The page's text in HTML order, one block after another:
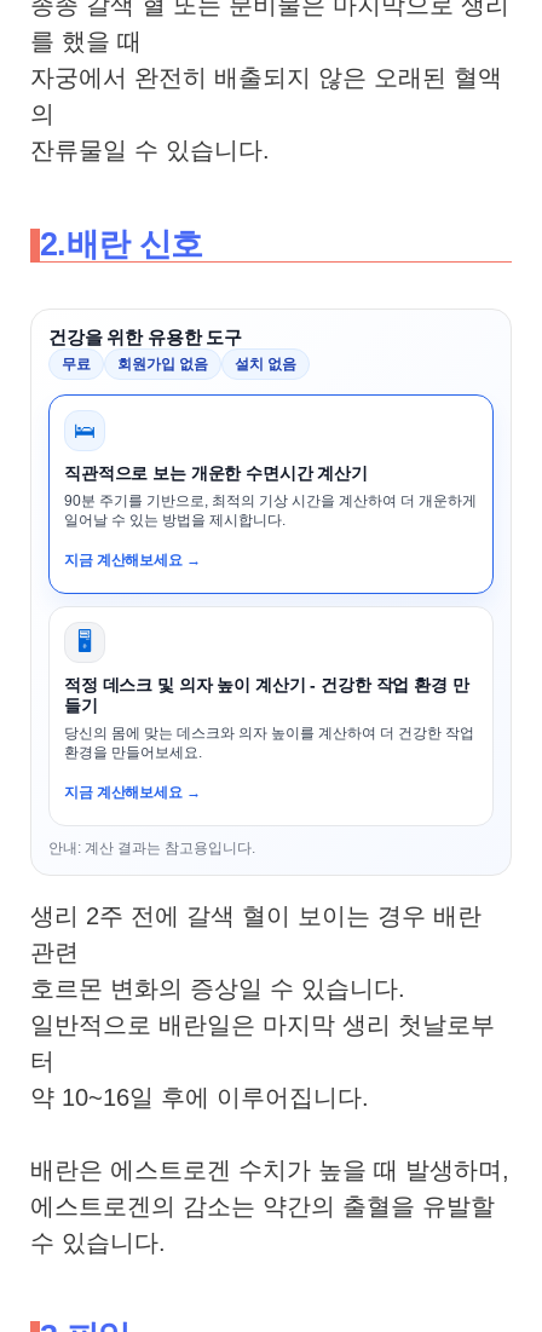
를 했을 때
자궁에서 완전히 배출되지 않은 오래된 혈액
의
잔류물일 수 있습니다.
2.배란 신호
건강을 위한 유용한 도구
무료 회원가입 없음 설치 없음
🛌
직관적으로 보는 개운한 수면시간 계산기
90분 주기를 기반으로, 최적의 기상 시간을 계산하여 더 개운하게
일어날 수 있는 방법을 제시합니다.
지금 계산해보세요 →
🖥️
적정 데스크 및 의자 높이 계산기 - 건강한 작업 환경 만
들기
당신의 몸에 맞는 데스크와 의자 높이를 계산하여 더 건강한 작업
환경을 만들어보세요.
지금 계산해보세요 →
안내: 계산 결과는 참고용입니다.
생리 2주 전에 갈색 혈이 보이는 경우 배란
관련
호르몬 변화의 증상일 수 있습니다.
일반적으로 배란일은 마지막 생리 첫날로부
터
약 10~16일 후에 이루어집니다.
배란은 에스트로겐 수치가 높을 때 발생하며,
에스트로겐의 감소는 약간의 출혈을 유발할
수 있습니다.